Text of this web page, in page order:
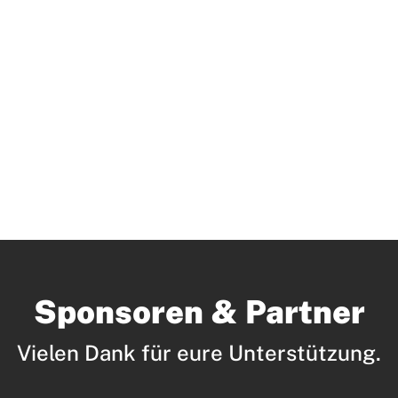
Sponsoren & Partner
Vielen Dank für eure Unterstützung.